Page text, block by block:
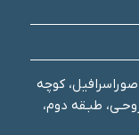
کوچه
تجاری روحـی، طبـقه دوم،